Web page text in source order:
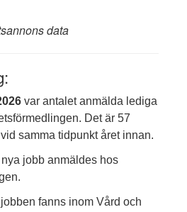
data
var antalet anmälda lediga
Det är 57
samma tidpunkt året innan.
jobb anmäldes hos
fanns inom Vård och